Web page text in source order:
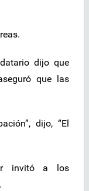
dijo que
que las
dijo, “El
invitó a los